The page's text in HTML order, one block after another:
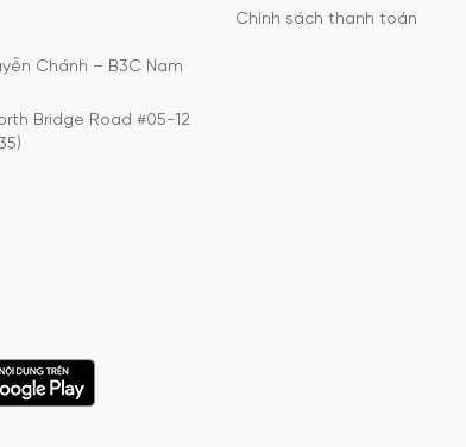
Chánh – B3C Nam
Bridge Road #05-12
Chính sách thanh toán
dụng